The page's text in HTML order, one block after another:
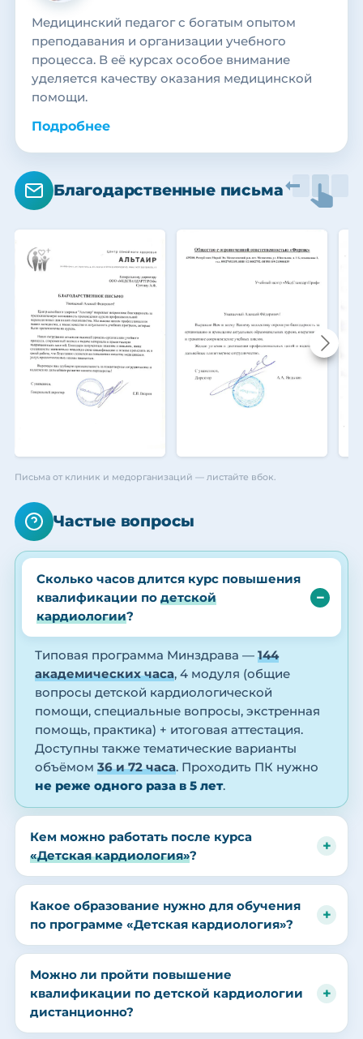
Медицинский педагог с богатым опытом
преподавания и организации учебного
процесса. В её курсах особое внимание
уделяется качеству оказания медицинской
помощи.
Подробнее
Благодарственные письма
Письма от клиник и медорганизаций — листайте вбок.
Частые вопросы
Сколько часов длится курс повышения
квалификации по детской
кардиологии?
Типовая программа Минздрава — 144
академических часа, 4 модуля (общие
вопросы детской кардиологической
помощи, специальные вопросы, экстренная
помощь, практика) + итоговая аттестация.
Доступны также тематические варианты
объёмом 36 и 72 часа. Проходить ПК нужно
не реже одного раза в 5 лет.
Кем можно работать после курса
«Детская кардиология»?
Какое образование нужно для обучения
по программе «Детская кардиология»?
Можно ли пройти повышение
квалификации по детской кардиологии
дистанционно?